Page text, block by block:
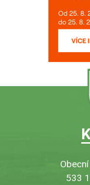
533